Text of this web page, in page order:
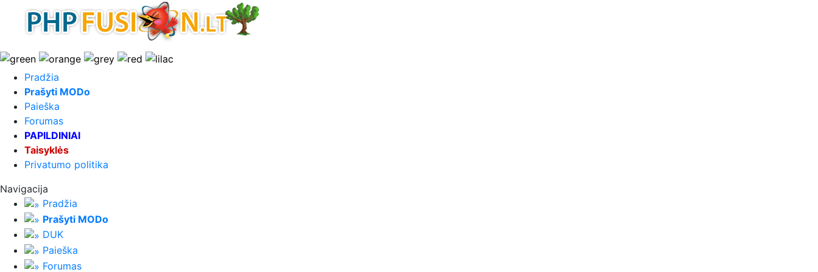
Pradžia
Prašyti MODo
Paieška
Forumas
PAPILDINIAI
Taisyklės
Privatumo politika
Navigacija
Pradžia
Prašyti MODo
DUK
Paieška
Forumas